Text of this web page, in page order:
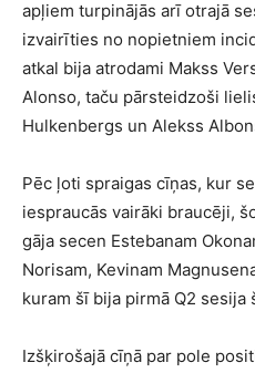
apļiem turpinājās arī otrajā
izvairīties no nopietniem
atkal bija atrodami Makss
Alonso, taču pārsteidzoši
Hulkenbergs un Alekss
Pēc ļoti spraigas cīņas, kur
iespraucās vairāki braucēji,
gāja secen Estebanam
Norisam, Kevinam
kuram šī bija pirmā Q2 sesija
Izšķirošajā cīņā par pole